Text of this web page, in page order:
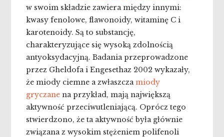
w swoim składzie zawiera między innymi:
kwasy fenolowe, flawonoidy, witaminę C i
karotenoidy. Są to substancję,
charakteryzujące się wysoką zdolnością
antyoksydacyjną. Badania przeprowadzone
przez Gheldofa i Engesethaz 2002 wykazały,
że miody ciemne a zwłaszczamiody
gryczane na przykład, mają największą
aktywność przeciwutleniającą. Oprócz tego
stwierdzono, że ta aktywność była głównie
związana z wysokim stężeniem polifenoli